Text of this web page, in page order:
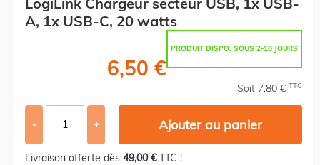
A, 1x USB-C, 20 watts
PRODUIT DISPO. SOUS 2-10 JOURS
6,50 €
Soit 7,80 € TTC
- + Ajouter au panier
Livraison offerte dès 49,00 €TTC !